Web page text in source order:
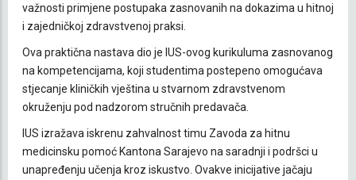
važnosti primjene postupaka zasnovanih na dokazima u hitnoj
i zajedničkoj zdravstvenoj praksi.
Ova praktična nastava dio je IUS-ovog kurikuluma zasnovanog
na kompetencijama, koji studentima postepeno omogućava
stjecanje kliničkih vještina u stvarnom zdravstvenom
okruženju pod nadzorom stručnih predavača.
IUS izražava iskrenu zahvalnost timu Zavoda za hitnu
medicinsku pomoć Kantona Sarajevo na saradnji i podršci u
unapređenju učenja kroz iskustvo. Ovakve inicijative jačaju